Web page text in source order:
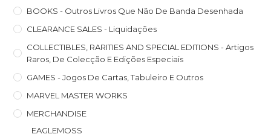
BOOKS - Outros Livros Que Não De Banda Desenhada
CLEARANCE SALES - Liquidações
COLLECTIBLES, RARITIES AND SPECIAL EDITIONS - Artigos
Raros, De Colecção E Edições Especiais
GAMES - Jogos De Cartas, Tabuleiro E Outros
MARVEL MASTER WORKS
MERCHANDISE
EAGLEMOSS